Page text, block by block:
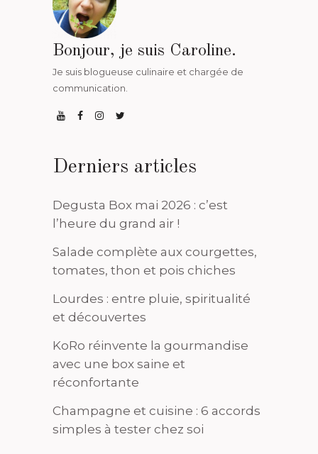
Bonjour, je suis Caroline.
Je suis blogueuse culinaire et chargée de
communication.
Derniers articles
Degusta Box mai 2026 : c’est
l’heure du grand air !
Salade complète aux courgettes,
tomates, thon et pois chiches
Lourdes : entre pluie, spiritualité
et découvertes
KoRo réinvente la gourmandise
avec une box saine et
réconfortante
Champagne et cuisine : 6 accords
simples à tester chez soi